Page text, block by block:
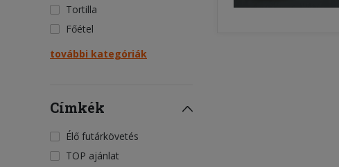
Tortilla
Főétel
további kategóriák
Címkék
Élő futárkövetés
TOP ajánlat